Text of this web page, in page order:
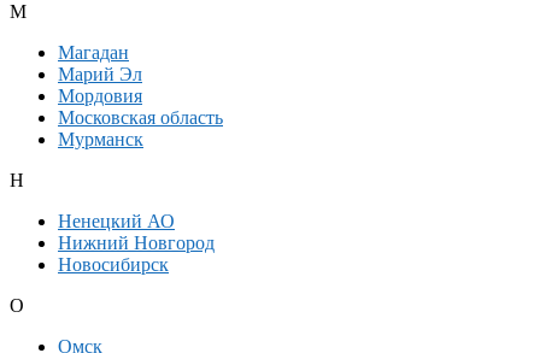
М
Магадан
Марий Эл
Мордовия
Московская область
Мурманск
Н
Ненецкий АО
Нижний Новгород
Новосибирск
О
Омск